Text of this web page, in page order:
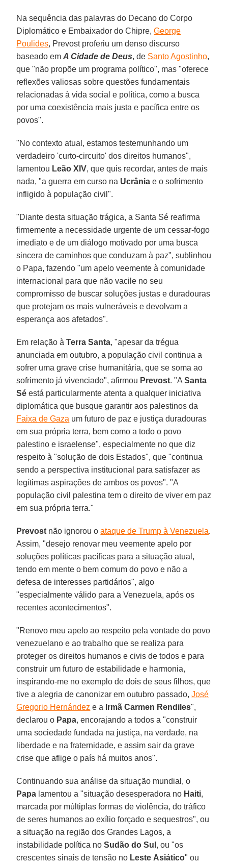
Na sequência das palavras do Decano do Corpo
Diplomático e Embaixador do Chipre,George
Poulides, Prevost proferiu um denso discurso
baseado emA Cidade de Deus, de Santo Agostinho,
que "não propõe um programa político", mas "oferece
reflexões valiosas sobre questões fundamentais
relacionadas à vida social e política, como a busca
por uma coexistência mais justa e pacífica entre os
povos".
"No contexto atual, estamos testemunhando um
verdadeiro 'curto-circuito' dos direitos humanos",
lamentou Leão XIV, que quis recordar, antes de mais
nada, "a guerra em curso na Ucrânia e o sofrimento
infligido à população civil".
"Diante desta situação trágica, a Santa Sé reafirma
firmemente a necessidade urgente de um cessar-fogo
imediato e de um diálogo motivado por uma busca
sincera de caminhos que conduzam à paz", sublinhou
o Papa, fazendo "um apelo veemente à comunidade
internacional para que não vacile no seu
compromisso de buscar soluções justas e duradouras
que protejam os mais vulneráveis ​​e devolvam a
esperança aos afetados".
Em relação àTerra Santa, "apesar da trégua
anunciada em outubro, a população civil continua a
sofrer uma grave crise humanitária, que se soma ao
sofrimento já vivenciado", afirmou Prevost. "ASanta
Sé está particularmente atenta a qualquer iniciativa
diplomática que busque garantir aos palestinos da
Faixa de Gaza um futuro de paz e justiça duradouras
em sua própria terra, bem como a todo o povo
palestino e israelense", especialmente no que diz
respeito à "solução de dois Estados", que "continua
sendo a perspectiva institucional para satisfazer as
legítimas aspirações de ambos os povos". "A
população civil palestina tem o direito de viver em paz
em sua própria terra."
Prevost não ignorou oataque de Trump à Venezuela.
Assim, "desejo renovar meu veemente apelo por
soluções políticas pacíficas para a situação atual,
tendo em mente o bem comum do povo e não a
defesa de interesses partidários", algo
"especialmente válido para a Venezuela, após os
recentes acontecimentos".
"Renovo meu apelo ao respeito pela vontade do povo
venezuelano e ao trabalho que se realiza para
proteger os direitos humanos e civis de todos e para
construir um futuro de estabilidade e harmonia,
inspirando-me no exemplo de dois de seus filhos, que
tive a alegria de canonizar em outubro passado,José
Gregorio Hernández e a Irmã Carmen Rendiles",
declarou o Papa, encorajando a todos a "construir
uma sociedade fundada na justiça, na verdade, na
liberdade e na fraternidade, e assim sair da grave
crise que aflige o país há muitos anos".
Continuando sua análise da situação mundial, o
Papa lamentou a "situação desesperadora no Haiti,
marcada por múltiplas formas de violência, do tráfico
de seres humanos ao exílio forçado e sequestros", ou
a situação na região dos Grandes Lagos, a
instabilidade política noSudão do Sul , ou "os
crescentes sinais de tensão no Leste Asiático" ou